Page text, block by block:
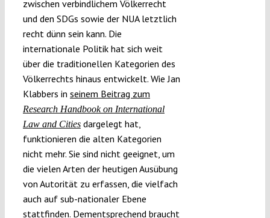
zwischen verbindlichem Völkerrecht
und den SDGs sowie der NUA letztlich
recht dünn sein kann. Die
internationale Politik hat sich weit
über die traditionellen Kategorien des
Völkerrechts hinaus entwickelt. Wie Jan
Klabbers in seinem Beitrag zum
Research Handbook on International
Law and Citiesdargelegt hat,
funktionieren die alten Kategorien
nicht mehr. Sie sind nicht geeignet, um
die vielen Arten der heutigen Ausübung
von Autorität zu erfassen, die vielfach
auch auf sub-nationaler Ebene
stattfinden. Dementsprechend braucht